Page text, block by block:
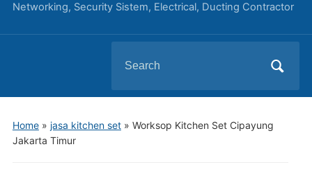
Networking, Security Sistem, Electrical, Ducting Contractor
for:
Home» jasa kitchen set» Worksop Kitchen Set Cipayung
Jakarta Timur